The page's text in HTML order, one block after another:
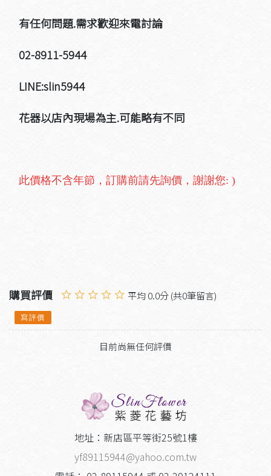
有任何問題.需求歡迎來電討論
02-8911-5944
LINE:slin5944
花器以店內現場為主.可能略有不同
此價格不含年節，訂購前請先詢價，謝謝您: )
購買評價 平均 0.0分 (共0筆留言)
寫評價
目前尚無任何評價
地址：新店區平等街25號1樓
yf89115944@yahoo.com.tw